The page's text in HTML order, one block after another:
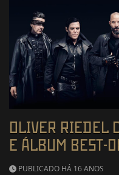
OLIVER RIEDEL
E ÁLBUM BEST-
PUBLICADO HÁ 16 ANOS